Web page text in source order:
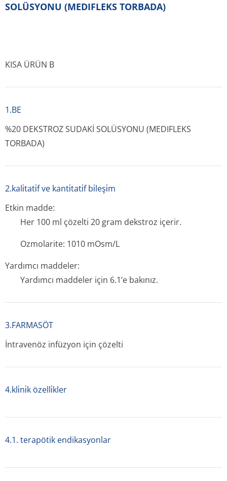
SOLÜSYONU (MEDIFLEKS TORBADA)
KISA ÜRÜN B
1.BE
%20 DEKSTROZ SUDAKİ SOLÜSYONU (MEDIFLEKS
TORBADA)
2.kali̇tati̇f ve kanti̇tati̇f bi̇leşi̇m
Etkin madde:
Her 100 ml çözelti 20 gram dekstroz içerir.
Ozmolarite: 1010 mOsm/L
Yardımcı maddeler:
Yardımcı maddeler için 6.1’e bakınız.
3.FARMASÖT
İntravenöz infüzyon için çözelti
4.kli̇ni̇k özelli̇kler
4.1. terapötik endikasyonlar